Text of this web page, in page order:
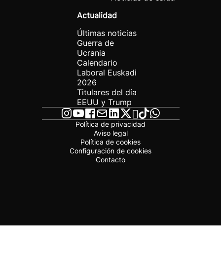
Actualidad
Últimas noticias
Guerra de
Ucrania
Calendario
Laboral Euskadi
2026
Titulares del día
EEUU y Trump
Política de privacidad
Aviso legal
Política de cookies
Configuración de cookies
Contacto